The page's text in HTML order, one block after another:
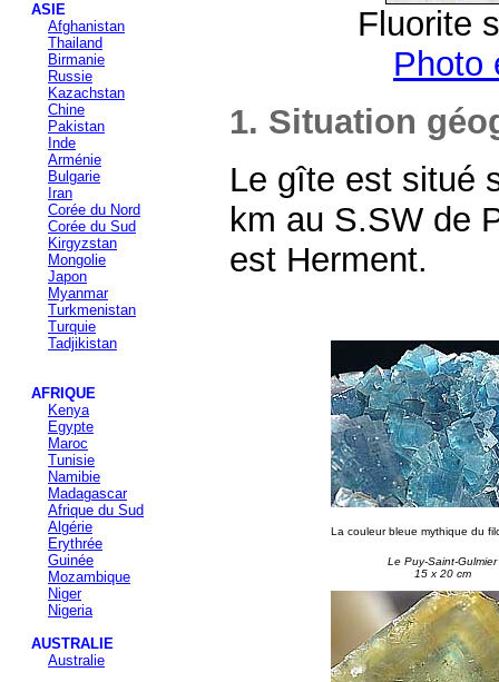
ASIE
Afghanistan
Thailand
Birmanie
Russie
Kazachstan
Chine
Pakistan
Inde
Arménie
Bulgarie
Iran
Corée du Nord
Corée du Sud
Kirgyzstan
Mongolie
Japon
Myanmar
Turkmenistan
Turquie
Tadjikistan
AFRIQUE
Kenya
Egypte
Maroc
Tunisie
Namibie
Madagascar
Afrique du Sud
Algérie
Erythrée
Guinée
Mozambique
Niger
Nigeria
AUSTRALIE
Australie
Fluorite
Photo
1. Situation
Le gîte est situé
km au S.SW de
est Herment.
La couleur bleue mythique du
Le Puy-Saint-Gulmier
15 x 20 cm